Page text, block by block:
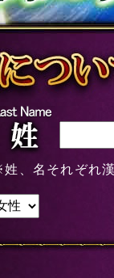
、名それぞれ